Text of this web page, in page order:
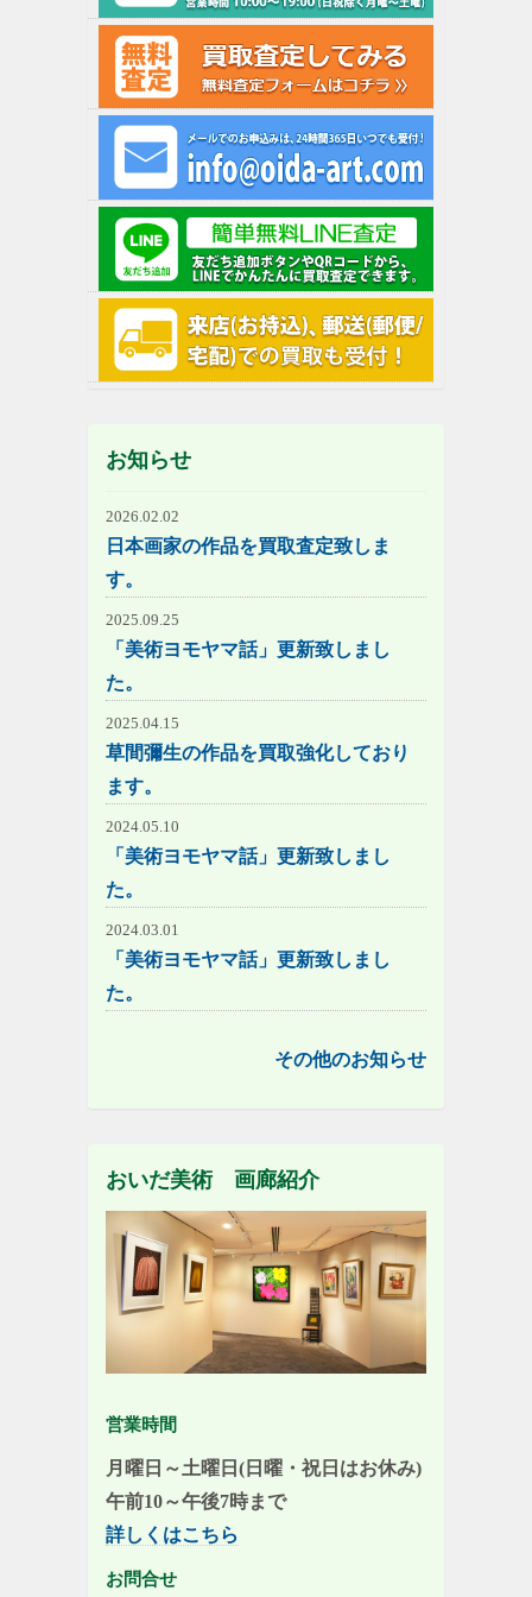
お知らせ
2026.02.02
日本画家の作品を買取査定致しま
す。
2025.09.25
「美術ヨモヤマ話」更新致しまし
た。
2025.04.15
草間彌生の作品を買取強化しており
ます。
2024.05.10
「美術ヨモヤマ話」更新致しまし
た。
2024.03.01
「美術ヨモヤマ話」更新致しまし
た。
その他のお知らせ
おいだ美術 画廊紹介
営業時間
月曜日～土曜日(日曜・祝日はお休み)
午前10～午後7時まで
詳しくはこちら
お問合せ